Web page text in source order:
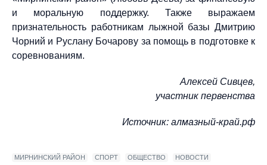
и моральную поддержку. Также выражаем
признательность работникам лыжной базы Дмитрию
Чорний и Руслану Бочарову за помощь в подготовке к
соревнованиям.
Алексей Сивцев,
участник первенства
Источник: алмазный-край.рф
МИРНИНСКИЙ РАЙОН СПОРТ ОБЩЕСТВО НОВОСТИ